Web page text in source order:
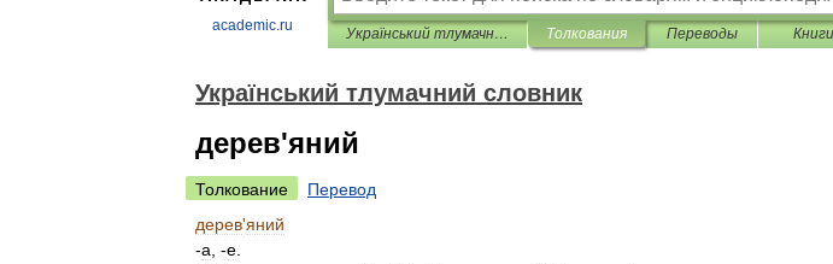
academic.ru Український тлумачний словник Толкования Переводы Книги
Український тлумачний словник
дерев'яний
Толкование
Перевод
дерев'яний
-а , -е